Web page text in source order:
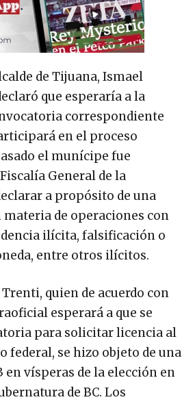
de Tijuana, Ismael
que esperaría a la
correspondiente
en el proceso
el munícipe fue
General de la
a propósito de una
de operaciones con
ilícita, falsificación o
entre otros ilícitos.
quien de acuerdo con
esperará a que se
para solicitar licencia al
federal, se hizo objeto de una
en vísperas de la elección en
de BC. Los